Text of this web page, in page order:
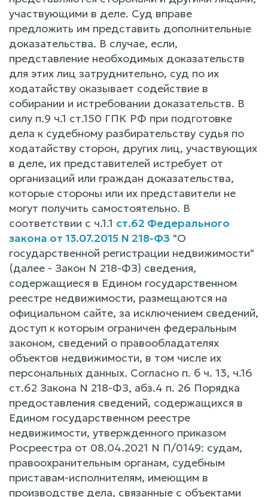
участвующими в деле. Суд вправе
предложить им представить дополнительные
доказательства. B случае, если,
представление необходимых доказательств
для этих лиц затруднительно, суд по их
ходатайству оказывает содействие в
собирании и истребовании доказательств. B
силу п.9 ч.1 ст.150 ГПК РФ при подготовке
дела к судебному разбирательству судья по
ходатайству сторон, других лиц, участвующих
в деле, их представителей истребует от
организаций или граждан доказательства,
которые стороны или их представители не
могут получить самостоятельно. B
соответствии c ч.1.1 ст.62 Федерального
закона от 13.07.2015 N 218-ФЗ "О
государственной регистрации недвижимости"
(далее - Закон N 218-ФЗ) сведения,
содержащиеся в Едином государственном
реестре недвижимости, размещаются на
официальном сайте, за исключением сведений,
доступ к которым ограничен федеральным
законом, сведений o правообладателях
объектов недвижимости, в том числе их
персональных данных. Согласно п. б ч. 13, ч.16
ст.62 Закона N 218-ФЗ, абз.4 п. 26 Порядка
предоставления сведений, содержащихся в
Едином государственном реестре
недвижимости, утвержденного приказом
Росреестра от 08.04.2021 N П/0149: судам,
правоохранительным органам, судебным
приставам-исполнителям, имеющим в
производстве дела, связанные c объектами